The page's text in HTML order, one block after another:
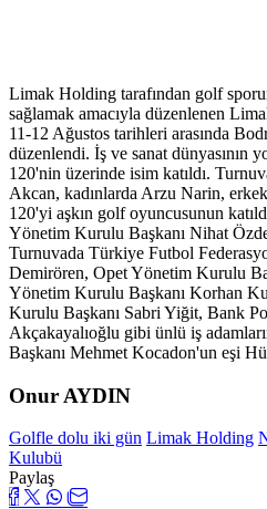
Limak Holding tarafından golf
sağlamak amacıyla düzenlenen
11-12 Ağustos tarihleri arasında
düzenlendi. İş ve sanat dünyasının
120'nin üzerinde isim katıldı.
Akcan, kadınlarda Arzu Narin,
120'yi aşkın golf oyuncusunun
Yönetim Kurulu Başkanı Nihat
Turnuvada Türkiye Futbol
Demirören, Opet Yönetim Kurulu
Yönetim Kurulu Başkanı Korhan
Kurulu Başkanı Sabri Yiğit, Bank
Akçakayalıoğlu gibi ünlü iş
Başkanı Mehmet Kocadon'un eşi
Onur AYDIN
Golfle dolu iki gün Limak Holding
Kulubü
Paylaş